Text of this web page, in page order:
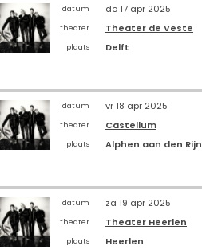
datum do 17 apr 2025
theater Theater de Veste
plaats
Delft
datum vr 18 apr 2025
theater Castellum
plaats
Alphen aan den Rijn
datum za 19 apr 2025
theater Theater Heerlen
plaats
Heerlen